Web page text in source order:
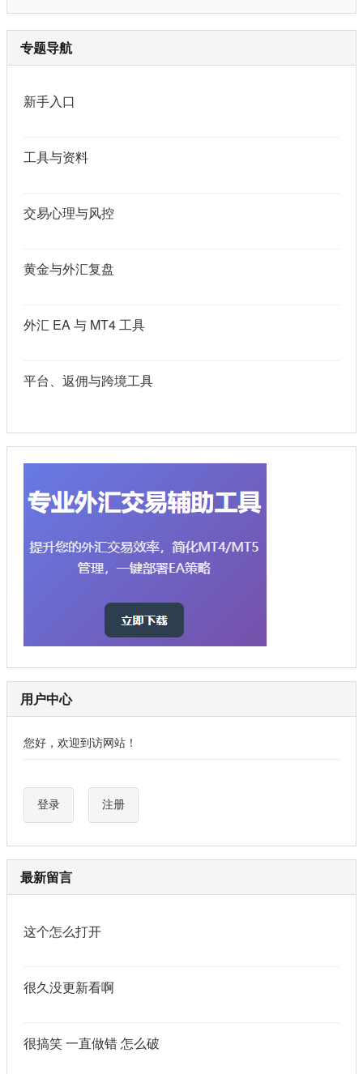
专题导航
新手入口
工具与资料
交易心理与风控
黄金与外汇复盘
外汇 EA 与 MT4 工具
平台、返佣与跨境工具
用户中心
您好，欢迎到访网站！
登录 注册
最新留言
这个怎么打开
很久没更新看啊
很搞笑 一直做错 怎么破